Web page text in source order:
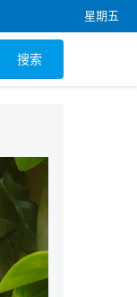
星期五
搜索